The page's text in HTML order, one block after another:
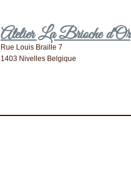
Atelier La Brioche d'Or
Rue Louis Braille 7
1403 Nivelles Belgique